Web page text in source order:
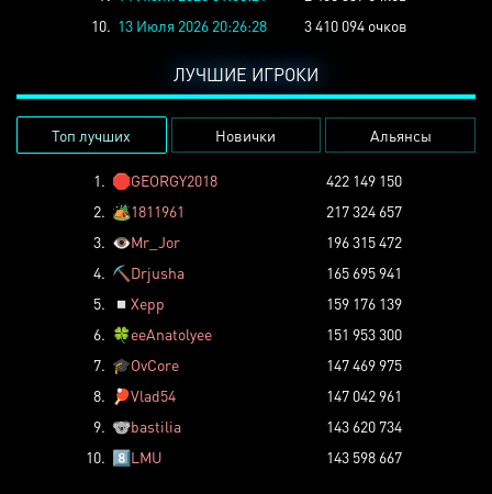
10. 13 Июля 2026 20:26:28 3 410 094 очков
ЛУЧШИЕ ИГРОКИ
Топ лучших Новички Альянсы
1. 🛑GEORGY2018
422 149 150
2. 🏕️1811961
217 324 657
3. 👁️Mr_Jor
196 315 472
4. ⛏️ Drjusha
165 695 941
5.
◽ Xepp
159 176 139
6. 🍀eeAnatolyee
151 953 300
7. 🎓OvCore
147 469 975
8.
🏓Vlad54
147 042 961
9. 🐨bastilia
143 620 734
10. 8️⃣LMU 143 598 667